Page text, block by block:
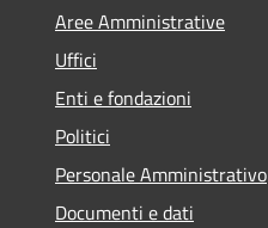
Aree Amministrative
Uffici
Enti e fondazioni
Politici
Personale Amministrativo
Documenti e dati